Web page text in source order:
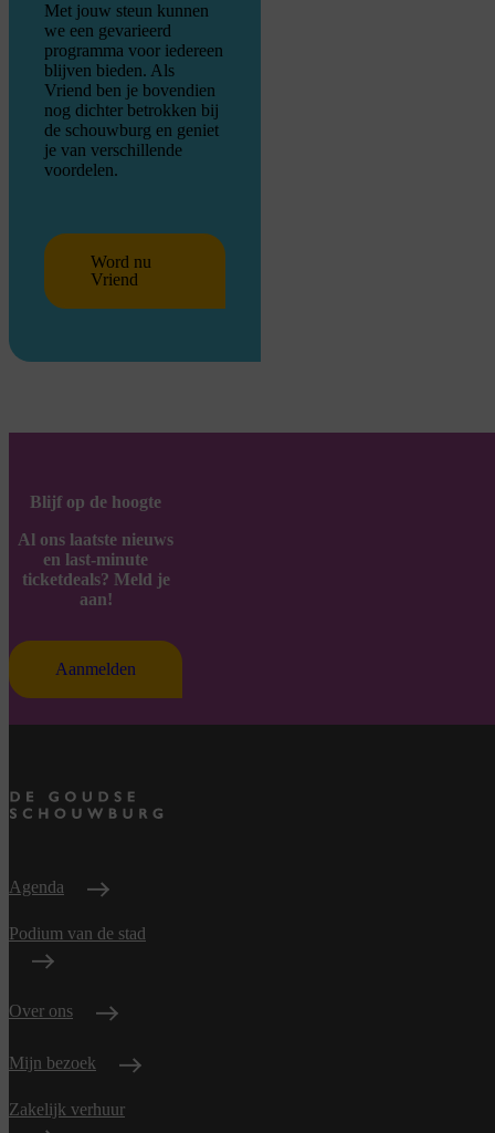
Met jouw steun kunnen
we een gevarieerd
programma voor iedereen
blijven bieden. Als
Vriend ben je bovendien
nog dichter betrokken bij
de schouwburg en geniet
je van verschillende
voordelen.
Word nu
Vriend
Blijf op de hoogte
Al ons laatste nieuws
en last-minute
ticketdeals? Meld je
aan!
Aanmelden
Agenda
Podium van de stad
Over ons
Mijn bezoek
Zakelijk verhuur